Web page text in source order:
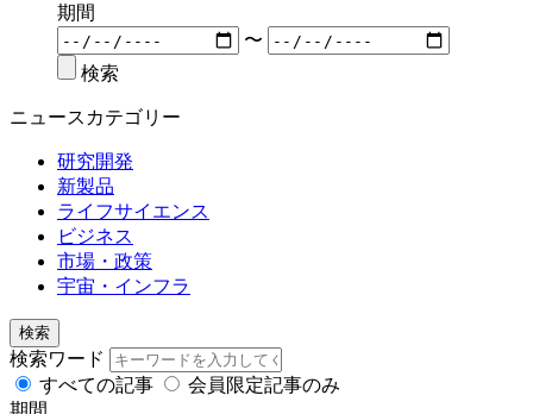
期間
〜
検索
ニュースカテゴリー
研究開発
新製品
ライフサイエンス
ビジネス
市場・政策
宇宙・インフラ
検索
検索ワード
すべての記事
会員限定記事のみ